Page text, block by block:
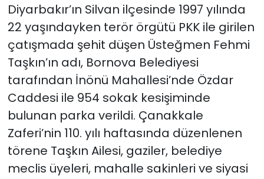
Diyarbakır’ın Silvan ilçesinde 1997 yılında
22 yaşındayken terör örgütü PKK ile girilen
çatışmada şehit düşen Üsteğmen Fehmi
Taşkın’ın adı, Bornova Belediyesi
tarafından İnönü Mahallesi’nde Özdar
Caddesi ile 954 sokak kesişiminde
bulunan parka verildi. Çanakkale
Zaferi’nin 110. yılı haftasında düzenlenen
törene Taşkın Ailesi, gaziler, belediye
meclis üyeleri, mahalle sakinleri ve siyasi